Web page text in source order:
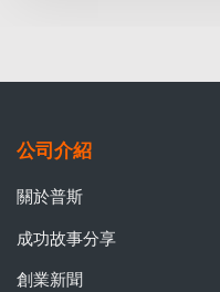
公司介紹
關於普斯
成功故事分享
創業新聞